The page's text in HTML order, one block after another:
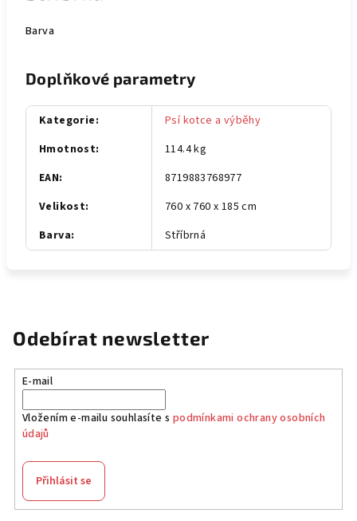
Barva
Doplňkové parametry
Kategorie:
Psí kotce a výběhy
Hmotnost:
114.4 kg
EAN:
8719883768977
Velikost:
760 x 760 x 185 cm
Barva: Stříbrná
Odebírat newsletter
E-mail
Vložením e-mailu souhlasíte s podmínkami ochrany osobních
údajů
Přihlásit se